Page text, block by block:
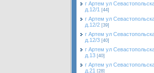
г Артем ул
д.12/1 [44]
г Артем ул
д.12/2 [39]
г Артем ул
д.12/3 [40]
г Артем ул
д.13 [40]
г Артем ул
д.21 [28]